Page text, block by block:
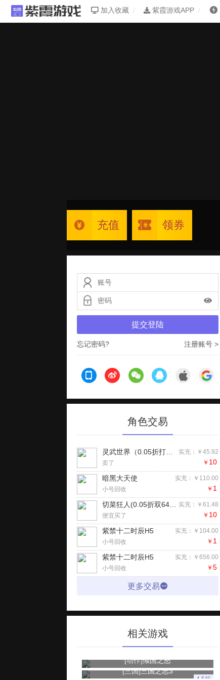
加入收藏 紫霞游戏APP
充值 领券
提交登陆
忘记密码? 注册账号 >
角色交易
实充：￥45.92
灵武世界（0.05折打金版）
卖了 ￥ 10
实充：￥110.00
暗黑大天使
小号回收 ￥ 1
实充：￥61.48
切菜狂人(0.05折双6480代金劵)H5
便宜买了 ￥ 10
实充：￥104.00
紫禁十二时辰H5
小号回收 ￥ 1
实充：￥656.00
紫禁十二时辰H5
小号回收 ￥ 5
更多交易
相关游戏
[动作]倾国之怒
[三国]三国之志3